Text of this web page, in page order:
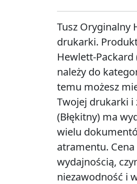
Tusz Oryginalny
drukarki.
Hewlett-Packard
należy do
temu możesz
Twojej drukarki i
(Błękitny) ma
wielu
atramentu. Cena
wydajnością,
niezawodność i